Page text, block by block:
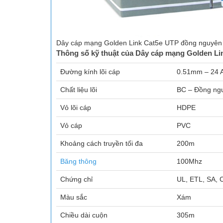
Dây cáp mạng Golden Link Cat5e UTP đồng
Thông số kỹ thuật của Dây cáp mạng Golden
Đường kính lõi cáp 0.51mm – 24
Chất liệu lõi BC – Đồng
Vỏ lõi cáp HDPE
Vỏ cáp PVC
Khoảng cách truyền tối đa 200m
Băng thông 100Mhz
Chứng chỉ UL, ETL, SA,
Màu sắc Xám
Chiều dài cuộn 305m